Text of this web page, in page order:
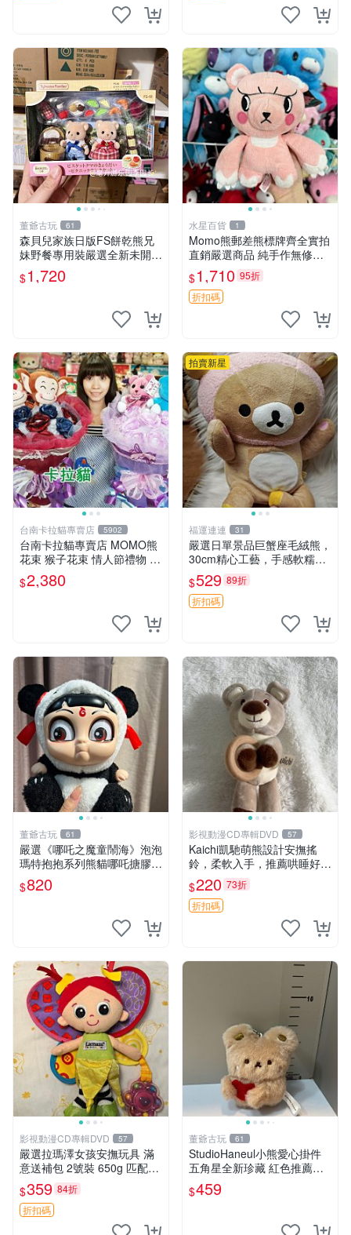
董爺古玩 61
森貝兒家族日版FS餅乾熊兄
妹野餐專用裝嚴選全新未開
封，包含兩組大童款紙盒裝，
適合收藏與分享。 餅乾熊兄
$1,720
水星百貨 1
Momo熊郵差熊標牌齊全實拍
直銷嚴選商品 純手作無修圖
可收藏 郵差熊 Momo熊 標牌
商品
$1,710 95折
折扣碼
台南卡拉貓專賣店 5902
台南卡拉貓專賣店 MOMO熊
花束 猴子花束 情人節禮物 二
選一 可繡字 可今天寄明天到
$2,380
拍賣新星
福運連連 31
嚴選日單景品巨蟹座毛絨熊，
30cm精心工藝，手感軟糯推
薦收藏送人 巨蟹座 毛絨玩具
精緻做工
$529 89折
折扣碼
董爺古玩 61
嚴選《哪吒之魔童鬧海》泡泡
瑪特抱抱系列熊貓哪吒搪膠臉
毛絨， STATE：如圖顯示 哪
吒 毛絨公仔 泡泡瑪特
$820
影視動漫CD專輯DVD 57
Kaichi凱馳萌熊設計安撫搖
鈴，柔軟入手，推薦哄睡好選
擇 熊公仔 安撫玩具 喂食環
$220 73折
折扣碼
影視動漫CD專輯DVD 57
嚴選拉瑪澤女孩安撫玩具 滿
意送補包 2號裝 650g 匹配嬰
幼童舒壓好伴侶 女孩專用 安
心選擇 安撫玩偶 衝包 玩具
$359 84折
折扣碼
董爺古玩 61
StudioHaneul小熊愛心掛件
五角星全新珍藏 紅色推薦收
藏 玩具掛飾 掛件 新品
$459